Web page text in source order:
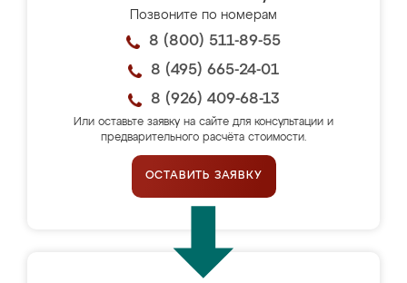
Позвоните по номерам
8 (800) 511-89-55
8 (495) 665-24-01
8 (926) 409-68-13
Или оставьте заявку на сайте для консультации и
предварительного расчёта стоимости.
ОСТАВИТЬ ЗАЯВКУ